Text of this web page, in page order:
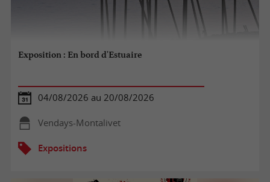
Exposition : En bord d'Estuaire
04/08/2026 au 20/08/2026
Vendays-Montalivet
Expositions